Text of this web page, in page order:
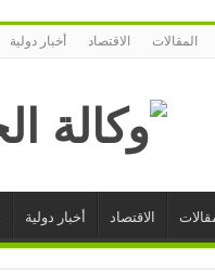
أخبار دولية الاقتصاد المقالات
أخبار دولية الاقتصاد